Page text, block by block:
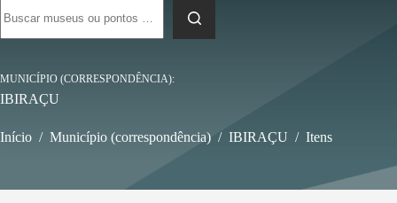
resultados
MUNICÍPIO (CORRESPONDÊNCIA)
IBIRAÇU
Início / Município (correspondência) / IBIRAÇU / Itens